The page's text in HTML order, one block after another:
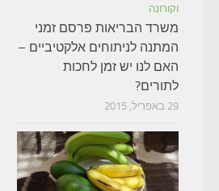
וקורונה
משרד הבריאות פרסם זמני
המתנה לניתוחים אלקטיביים –
האם לנו יש זמן לחכות
לתורים?
29 באפריל, 2015